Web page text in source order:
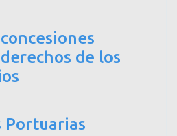
de los
Portuarias